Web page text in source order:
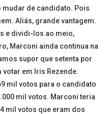
mudar de candidato. Pois
Aliás, grande vantagem.
e dividi-los ao meio,
Marconi ainda continua na
supor que setenta por
em Iris Rezende.
mil votos para o candidato
mil votos. Marconi teria
mil votos que eram dos